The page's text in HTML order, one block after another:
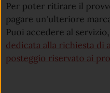
Per poter ritirare il
pagare un'ulteriore
Puoi accedere al
dedicata alla richiesta di
posteggio riservato ai